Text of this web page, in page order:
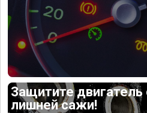
Защитите двигатель
лишней сажи!